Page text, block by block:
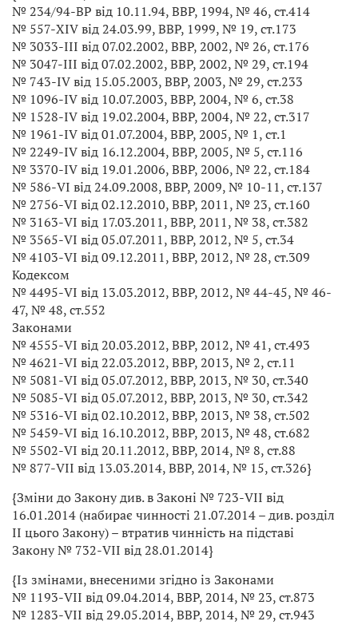
№ 234/94-ВР від 10.11.94, ВВР, 1994, № 46, ст.414
№ 557-XIV від 24.03.99, ВВР, 1999, № 19, ст.173
№ 3033-III від 07.02.2002, ВВР, 2002, № 26, ст.176
№ 3047-III від 07.02.2002, ВВР, 2002, № 29, ст.194
№ 743-IV від 15.05.2003, ВВР, 2003, № 29, ст.233
№ 1096-IV від 10.07.2003, ВВР, 2004, № 6, ст.38
№ 1528-IV від 19.02.2004, ВВР, 2004, № 22, ст.317
№ 1961-IV від 01.07.2004, ВВР, 2005, № 1, ст.1
№ 2249-IV від 16.12.2004, ВВР, 2005, № 5, ст.116
№ 3370-IV від 19.01.2006, ВВР, 2006, № 22, ст.184
№ 586-VI від 24.09.2008, ВВР, 2009, № 10-11, ст.137
№ 2756-VI від 02.12.2010, ВВР, 2011, № 23, ст.160
№ 3163-VI від 17.03.2011, ВВР, 2011, № 38, ст.382
№ 3565-VI від 05.07.2011, ВВР, 2012, № 5, ст.34
№ 4103-VI від 09.12.2011, ВВР, 2012, № 28, ст.309
Кодексом
№ 4495-VI від 13.03.2012, ВВР, 2012, № 44-45, № 46-
47, № 48, ст.552
Законами
№ 4555-VI від 20.03.2012, ВВР, 2012, № 41, ст.493
№ 4621-VI від 22.03.2012, ВВР, 2013, № 2, ст.11
№ 5081-VI від 05.07.2012, ВВР, 2013, № 30, ст.340
№ 5085-VI від 05.07.2012, ВВР, 2013, № 30, ст.342
№ 5316-VI від 02.10.2012, ВВР, 2013, № 38, ст.502
№ 5459-VI від 16.10.2012, ВВР, 2013, № 48, ст.682
№ 5502-VI від 20.11.2012, ВВР, 2014, № 8, ст.88
№ 877-VII від 13.03.2014, ВВР, 2014, № 15, ст.326}
{Зміни до Закону див. в Законі № 723-VII від
16.01.2014 (набирає чинності 21.07.2014 – див. розділ
II цього Закону) – втратив чинність на підставі
Закону № 732-VII від 28.01.2014}
{Із змінами, внесеними згідно із Законами
№ 1193-VII від 09.04.2014, ВВР, 2014, № 23, ст.873
№ 1283-VII від 29.05.2014, ВВР, 2014, № 29, ст.943